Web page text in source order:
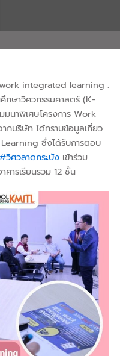
work integrated learning .
ษาวิศวกรรมศาสตร์ (K-
นาพิเศษโครงการ Work
บริษัท ได้ทราบข้อมูลเกี่ยว
ซึ่งได้รับการตอบ
#วิศวลาดกระบังเข้าร่วม
ารเรียนรวม 12 ชั้น